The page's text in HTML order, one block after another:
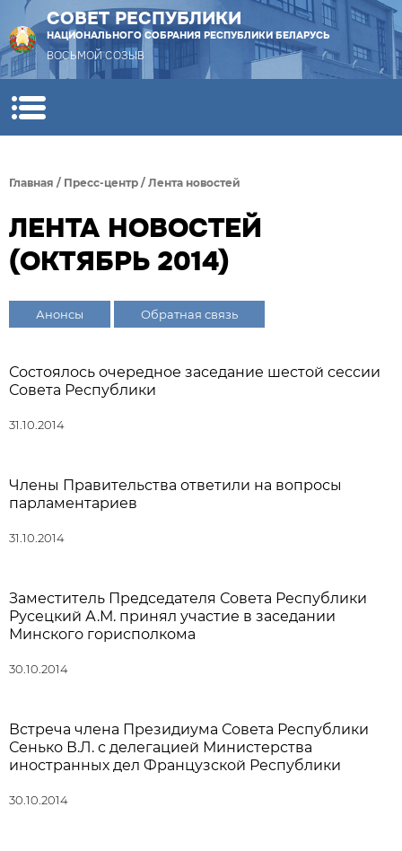
СОВЕТ РЕСПУБЛИКИ
НАЦИОНАЛЬНОГО СОБРАНИЯ РЕСПУБЛИКИ БЕЛАРУСЬ
ВОСЬМОЙ СОЗЫВ
Главная / Пресс-центр / Лента новостей
ЛЕНТА НОВОСТЕЙ
(ОКТЯБРЬ 2014)
Анонсы Обратная связь
Состоялось очередное заседание шестой сессии
Совета Республики
31.10.2014
Члены Правительства ответили на вопросы
парламентариев
31.10.2014
Заместитель Председателя Совета Республики
Русецкий А.М. принял участие в заседании
Минского горисполкома
30.10.2014
Встреча члена Президиума Совета Республики
Сенько В.Л. с делегацией Министерства
иностранных дел Французской Республики
30.10.2014